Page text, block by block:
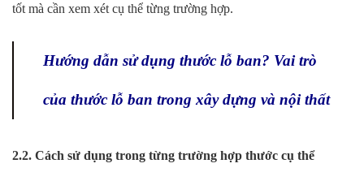
tốt mà cần xem xét cụ thể từng trường hợp.
Hướng dẫn sử dụng thước lỗ ban? Vai trò
của thước lỗ ban trong xây dựng và nội thất
2.2. Cách sử dụng trong từng trường hợp thước cụ thể